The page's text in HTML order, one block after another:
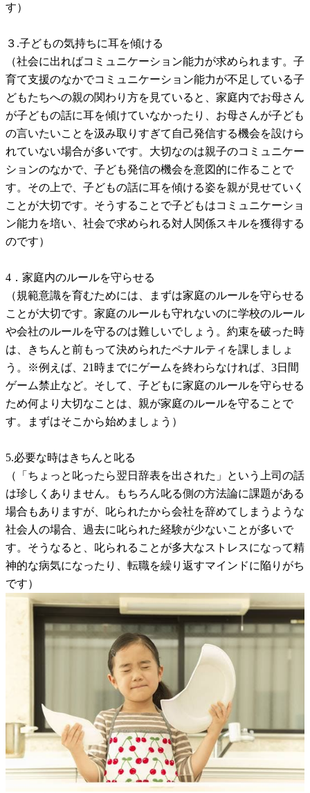
す）
３.子どもの気持ちに耳を傾ける
（社会に出ればコミュニケーション能力が求められます。子
育て支援のなかでコミュニケーション能力が不足している子
どもたちへの親の関わり方を見ていると、家庭内でお母さん
が子どもの話に耳を傾けていなかったり、お母さんが子ども
の言いたいことを汲み取りすぎて自己発信する機会を設けら
れていない場合が多いです。大切なのは親子のコミュニケー
ションのなかで、子ども発信の機会を意図的に作ることで
す。その上で、子どもの話に耳を傾ける姿を親が見せていく
ことが大切です。そうすることで子どもはコミュニケーショ
ン能力を培い、社会で求められる対人関係スキルを獲得する
のです）
4．家庭内のルールを守らせる
（規範意識を育むためには、まずは家庭のルールを守らせる
ことが大切です。家庭のルールも守れないのに学校のルール
や会社のルールを守るのは難しいでしょう。約束を破った時
は、きちんと前もって決められたペナルティを課しましょ
う。※例えば、21時までにゲームを終わらなければ、3日間
ゲーム禁止など。そして、子どもに家庭のルールを守らせる
ため何より大切なことは、親が家庭のルールを守ることで
す。まずはそこから始めましょう）
5.必要な時はきちんと叱る
（「ちょっと叱ったら翌日辞表を出された」という上司の話
は珍しくありません。もちろん叱る側の方法論に課題がある
場合もありますが、叱られたから会社を辞めてしまうような
社会人の場合、過去に叱られた経験が少ないことが多いで
す。そうなると、叱られることが多大なストレスになって精
神的な病気になったり、転職を繰り返すマインドに陥りがち
です）